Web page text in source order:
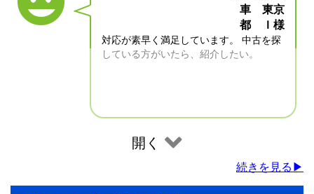
車 東京
都 Ｉ様
対応が素早く満足しています。 中古を探
している方がいたら、紹介したい。
開く
続きを見る▶